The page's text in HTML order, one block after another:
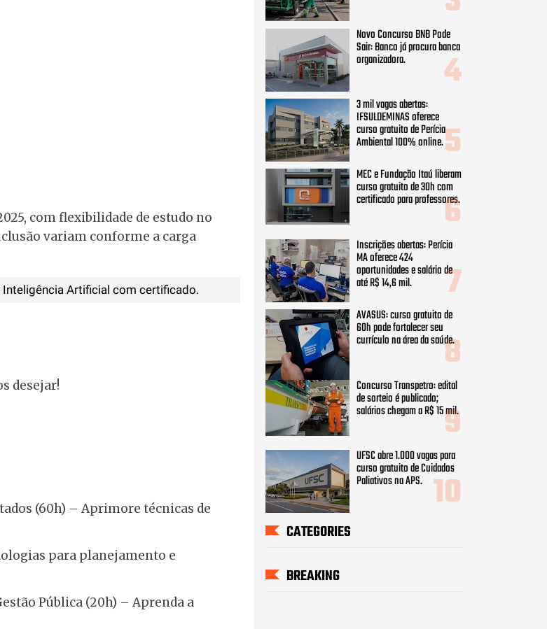
com flexibilidade de estudo no
variam conforme a carga
Artificial com certificado.
desejar!
(60h) – Aprimore técnicas de
para planejamento e
Pública (20h) – Aprenda a
Novo Concurso BNB Pode
Sair: Banco já procura banca
organizadora.
3 mil vagas abertas:
IFSULDEMINAS oferece
curso gratuito de Perícia
Ambiental 100% online.
MEC e Fundação Itaú liberam
curso gratuito de 30h com
certificado para professores.
Inscrições abertas: Perícia
MA oferece 424
oportunidades e salário de
até R$ 14,6 mil.
AVASUS: curso gratuito de
60h pode fortalecer seu
currículo na área da saúde.
Concurso Transpetro: edital
de sorteio é publicado;
salários chegam a R$ 15 mil.
UFSC abre 1.000 vagas para
curso gratuito de Cuidados
Paliativos na APS.
CATEGORIES
BREAKING